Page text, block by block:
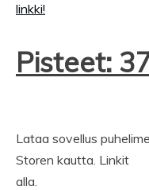
linkki!
Pisteet:
Lataa sovellus
Storen kautta. Linkit
alla.